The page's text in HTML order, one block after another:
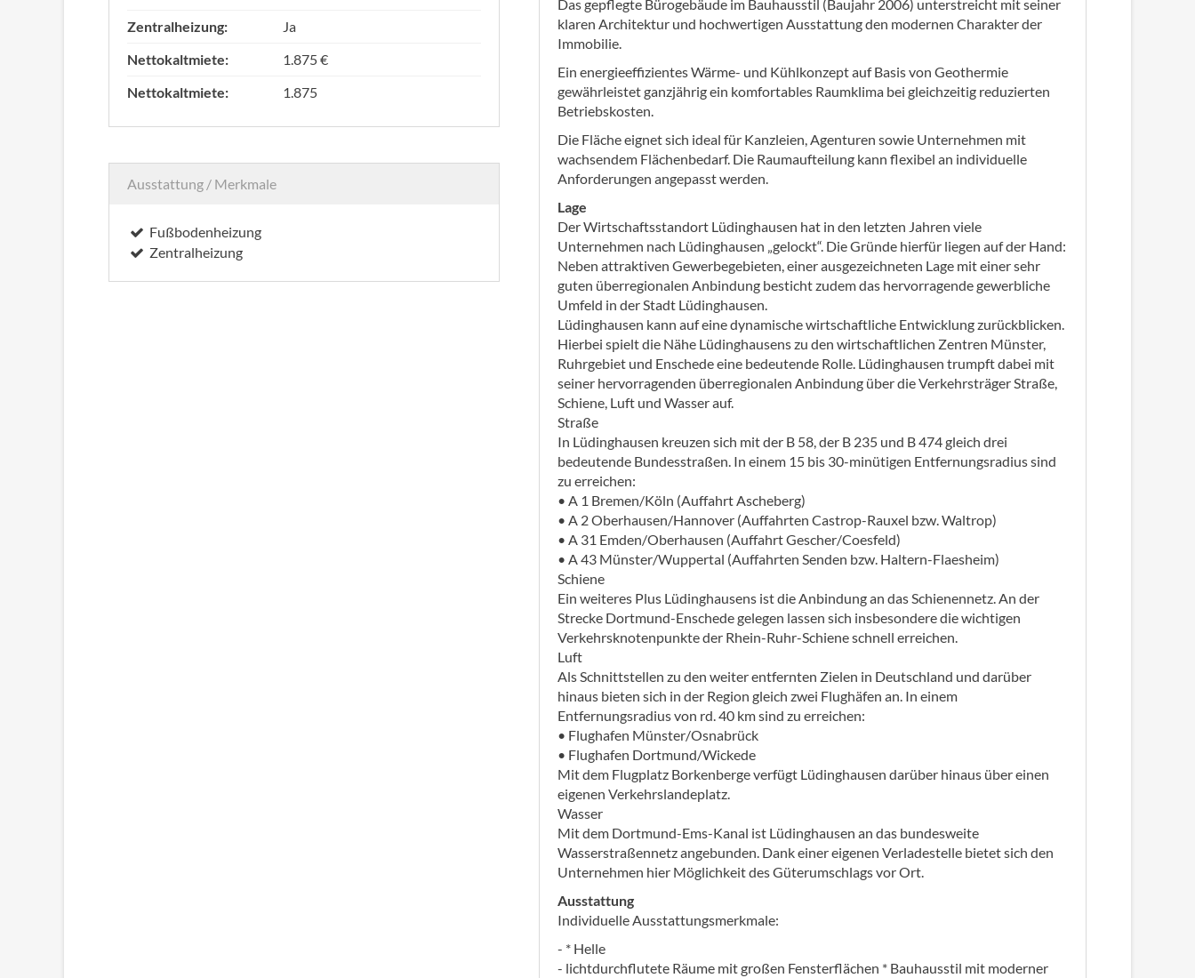
Zentralheizung:
Ja
Nettokaltmiete:
1.875 €
Nettokaltmiete:
1.875
Ausstattung / Merkmale
Fußbodenheizung
Zentralheizung
Das gepflegte Bürogebäude im Bauhausstil (Baujahr 2006) unterstreicht mit seiner
klaren Architektur und hochwertigen Ausstattung den modernen Charakter der
Immobilie.
Ein energieeffizientes Wärme- und Kühlkonzept auf Basis von Geothermie
gewährleistet ganzjährig ein komfortables Raumklima bei gleichzeitig reduzierten
Betriebskosten.
Die Fläche eignet sich ideal für Kanzleien, Agenturen sowie Unternehmen mit
wachsendem Flächenbedarf. Die Raumaufteilung kann flexibel an individuelle
Anforderungen angepasst werden.
Lage
Der Wirtschaftsstandort Lüdinghausen hat in den letzten Jahren viele
Unternehmen nach Lüdinghausen „gelockt“. Die Gründe hierfür liegen auf der Hand:
Neben attraktiven Gewerbegebieten, einer ausgezeichneten Lage mit einer sehr
guten überregionalen Anbindung besticht zudem das hervorragende gewerbliche
Umfeld in der Stadt Lüdinghausen.
Lüdinghausen kann auf eine dynamische wirtschaftliche Entwicklung zurückblicken.
Hierbei spielt die Nähe Lüdinghausens zu den wirtschaftlichen Zentren Münster,
Ruhrgebiet und Enschede eine bedeutende Rolle. Lüdinghausen trumpft dabei mit
seiner hervorragenden überregionalen Anbindung über die Verkehrsträger Straße,
Schiene, Luft und Wasser auf.
Straße
In Lüdinghausen kreuzen sich mit der B 58, der B 235 und B 474 gleich drei
bedeutende Bundesstraßen. In einem 15 bis 30-minütigen Entfernungsradius sind
zu erreichen:
• A 1 Bremen/Köln (Auffahrt Ascheberg)
• A 2 Oberhausen/Hannover (Auffahrten Castrop-Rauxel bzw. Waltrop)
• A 31 Emden/Oberhausen (Auffahrt Gescher/Coesfeld)
• A 43 Münster/Wuppertal (Auffahrten Senden bzw. Haltern-Flaesheim)
Schiene
Ein weiteres Plus Lüdinghausens ist die Anbindung an das Schienennetz. An der
Strecke Dortmund-Enschede gelegen lassen sich insbesondere die wichtigen
Verkehrsknotenpunkte der Rhein-Ruhr-Schiene schnell erreichen.
Luft
Als Schnittstellen zu den weiter entfernten Zielen in Deutschland und darüber
hinaus bieten sich in der Region gleich zwei Flughäfen an. In einem
Entfernungsradius von rd. 40 km sind zu erreichen:
• Flughafen Münster/Osnabrück
• Flughafen Dortmund/Wickede
Mit dem Flugplatz Borkenberge verfügt Lüdinghausen darüber hinaus über einen
eigenen Verkehrslandeplatz.
Wasser
Mit dem Dortmund-Ems-Kanal ist Lüdinghausen an das bundesweite
Wasserstraßennetz angebunden. Dank einer eigenen Verladestelle bietet sich den
Unternehmen hier Möglichkeit des Güterumschlags vor Ort.
Ausstattung
Individuelle Ausstattungsmerkmale:
- * Helle
- lichtdurchflutete Räume mit großen Fensterflächen * Bauhausstil mit moderner